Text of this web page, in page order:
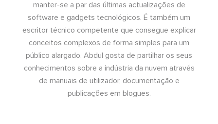
manter-se a par das últimas actualizações de
software e gadgets tecnológicos. É também um
escritor técnico competente que consegue explicar
conceitos complexos de forma simples para um
público alargado. Abdul gosta de partilhar os seus
conhecimentos sobre a indústria da nuvem através
de manuais de utilizador, documentação e
publicações em blogues.